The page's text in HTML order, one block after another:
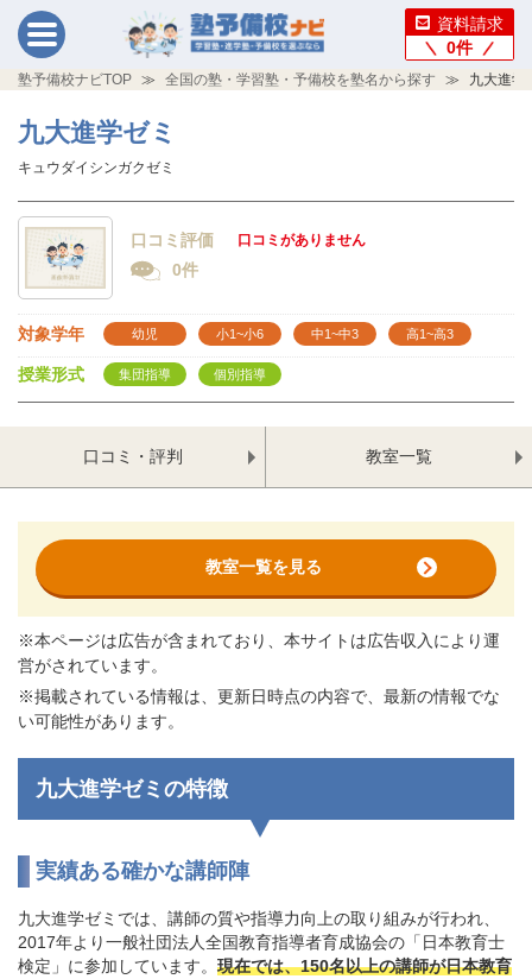
資料請求
0件
塾予備校ナビTOP 全国の塾・学習塾・予備校を塾名から探す 九大進学
九大進学ゼミ
キュウダイシンガクゼミ
口コミ評価 口コミがありません
0件
対象学年 幼児 小1~小6 中1~中3 高1~高3
授業形式 集団指導 個別指導
口コミ・評判 教室一覧
教室一覧を見る
※本ページは広告が含まれており、本サイトは広告収入により運
営がされています。
※掲載されている情報は、更新日時点の内容で、最新の情報でな
い可能性があります。
九大進学ゼミの特徴
実績ある確かな講師陣
九大進学ゼミでは、講師の質や指導力向上の取り組みが行われ、
2017年より一般社団法人全国教育指導者育成協会の「日本教育士
検定」に参加しています。 現在では、150名以上の講師が日本教育